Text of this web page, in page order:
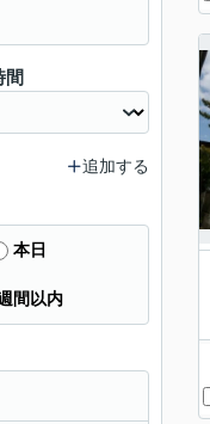
間
追加する
本日
間以内